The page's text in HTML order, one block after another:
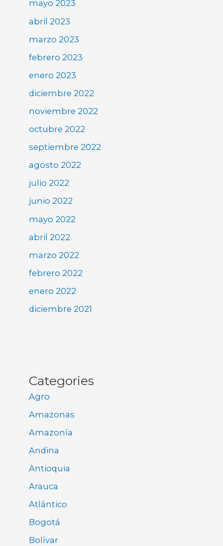
mayo 2023
abril 2023
marzo 2023
febrero 2023
enero 2023
diciembre 2022
noviembre 2022
octubre 2022
septiembre 2022
agosto 2022
julio 2022
junio 2022
mayo 2022
abril 2022
marzo 2022
febrero 2022
enero 2022
diciembre 2021
Categories
Agro
Amazonas
Amazonía
Andina
Antioquia
Arauca
Atlántico
Bogotá
Bolívar